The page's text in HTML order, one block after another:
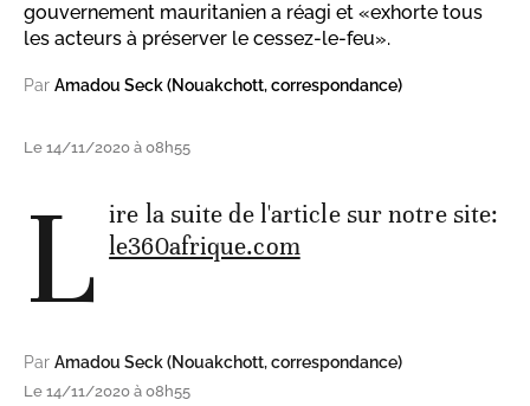
gouvernement mauritanien a réagi et «exhorte tous
les acteurs à préserver le cessez-le-feu».
Par Amadou Seck (Nouakchott, correspondance)
Le 14/11/2020 à 08h55
L ire la suite de l'article sur notre site:
le360afrique.com
Par Amadou Seck (Nouakchott, correspondance)
Le 14/11/2020 à 08h55